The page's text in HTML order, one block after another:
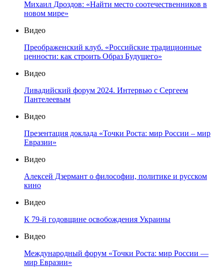
Михаил Дроздов: «Найти место соотечественников в
новом мире»
Видео
Преображенский клуб. «Российские традиционные
ценности: как строить Образ Будущего»
Видео
Ливадийский форум 2024. Интервью с Сергеем
Пантелеевым
Видео
Презентация доклада «Точки Роста: мир России – мир
Евразии»
Видео
Алексей Дзермант о философии, политике и русском
кино
Видео
К 79-й годовщине освобождения Украины
Видео
Международный форум «Точки Роста: мир России —
мир Евразии»